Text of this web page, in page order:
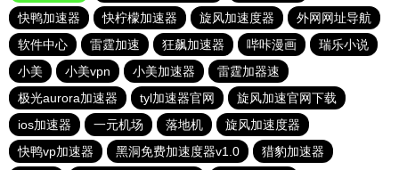
快鸭加速器
快柠檬加速器 旋风加速度器
外网网址导航
软件中心
雷霆加速 狂飙加速器 哔咔漫画
瑞乐小说
小美
小美vpn 小美加速器
雷霆加器速
极光aurora加速器
tyl加速器官网
旋风加速官网下载
ios加速器
一元机场 落地机
旋风加速度器
快鸭vp加速器
黑洞免费加速度器v1.0
猎豹加速器